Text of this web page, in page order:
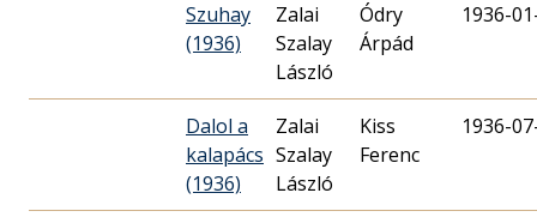
Szuhay
(1936)
Zalai
Szalay
László
Ódry
Árpád
1936-
Dalol a
kalapács
(1936)
Zalai
Szalay
László
Kiss
Ferenc
1936-